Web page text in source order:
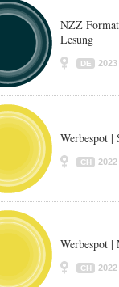
NZZ
Lesung
DE 2023
Werbespot
CH 2022
Werbespot |
CH 2022